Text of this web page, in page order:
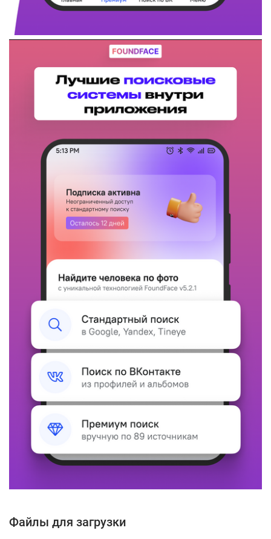
Файлы для загрузки